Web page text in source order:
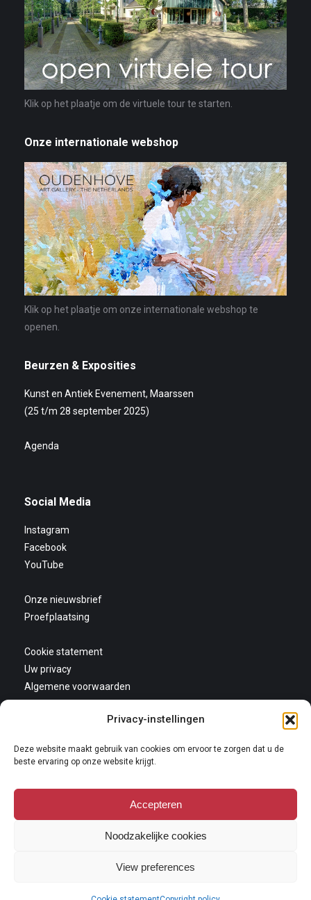
Privacy-instellingen
Deze website maakt gebruik van cookies om ervoor te zorgen dat u de
beste ervaring op onze website krijgt.
Accepteren
Noodzakelijke cookies
View preferences
Klik op het plaatje om de virtuele tour te starten.
Onze internationale webshop
Klik op het plaatje om onze internationale webshop te
openen.
Beurzen & Exposities
Kunst en Antiek Evenement, Maarssen
(25 t/m 28 september 2025)
Agenda
Social Media
Instagram
Facebook
YouTube
Onze nieuwsbrief
Proefplaatsing
Cookie statement
Uw privacy
Algemene voorwaarden
Copyright 2026
vermeningvuldigd worden zonder nadrukkelijke toestemming van Galerie